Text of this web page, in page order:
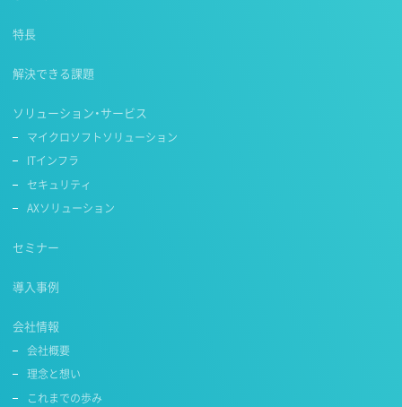
特長
解決できる課題
ソリューション・サービス
マイクロソフトソリューション
ITインフラ
セキュリティ
AXソリューション
セミナー
導入事例
会社情報
会社概要
理念と想い
これまでの歩み